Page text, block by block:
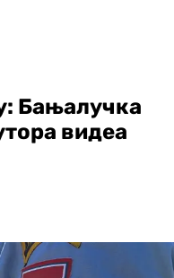
Бањалучка
видеа